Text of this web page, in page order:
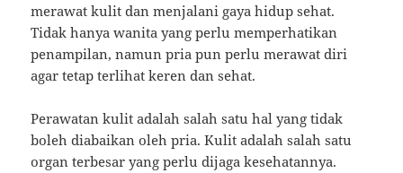
merawat kulit dan menjalani gaya hidup sehat.
Tidak hanya wanita yang perlu memperhatikan
penampilan, namun pria pun perlu merawat diri
agar tetap terlihat keren dan sehat.
Perawatan kulit adalah salah satu hal yang tidak
boleh diabaikan oleh pria. Kulit adalah salah satu
organ terbesar yang perlu dijaga kesehatannya.